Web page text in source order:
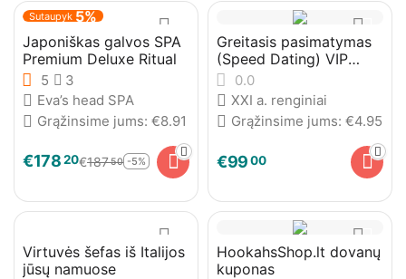
Sutaupyk 5%
Japoniškas galvos SPA
Premium Deluxe Ritual
5
3
Eva’s head SPA
Grąžinsime jums: €8.91
€17820€18750 -5%
Greitasis pasimatymas
(Speed Dating) VIP
Narystė
0.0
XXI a. renginiai
Grąžinsime jums: €4.95
€9900
Virtuvės šefas iš Italijos
jūsų namuose
HookahsShop.lt dovanų
kuponas